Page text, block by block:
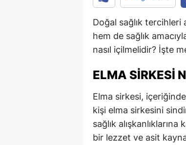
Doğal sağlık tercihleri
hem de sağlık
nasıl içilmelidir? İşte
ELMA SIRKESI
Elma sirkesi,
kişi elma sirkesini
sağlık
bir lezzet ve asit